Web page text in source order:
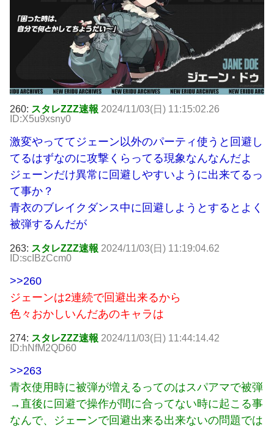
260: スタレZZZ速報 2024/11/03(日) 11:15:02.26
ID:X5u9xsny0
激変やっててジェーン以外のパーティ使うと回避し
てるはずなのに攻撃くらってる現象なんなんだよ
ジェーンだけ異常に回避しやすいように出来てるっ
て事か？
青衣のブレイクダンス中に回避しようとするとよく
被弾するんだが
263: スタレZZZ速報 2024/11/03(日) 11:19:04.62
ID:scIBzCcm0
>>260
ジェーンは2連続で回避出来るから
色々おかしいんだあのキャラは
274: スタレZZZ速報 2024/11/03(日) 11:44:14.42
ID:hNfM2QD60
>>263
青衣使用時に被弾が増えるってのはスパアマで被弾
→直後に回避で操作が間に合ってない時に起こる事
なんで、ジェーンで回避出来る出来ないの問題では